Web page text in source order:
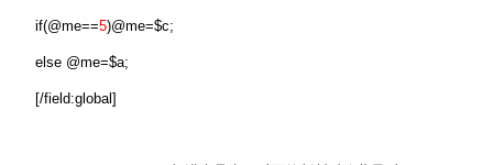
if(@me==5)@me=$c;
else @me=$a;
[/field:global]